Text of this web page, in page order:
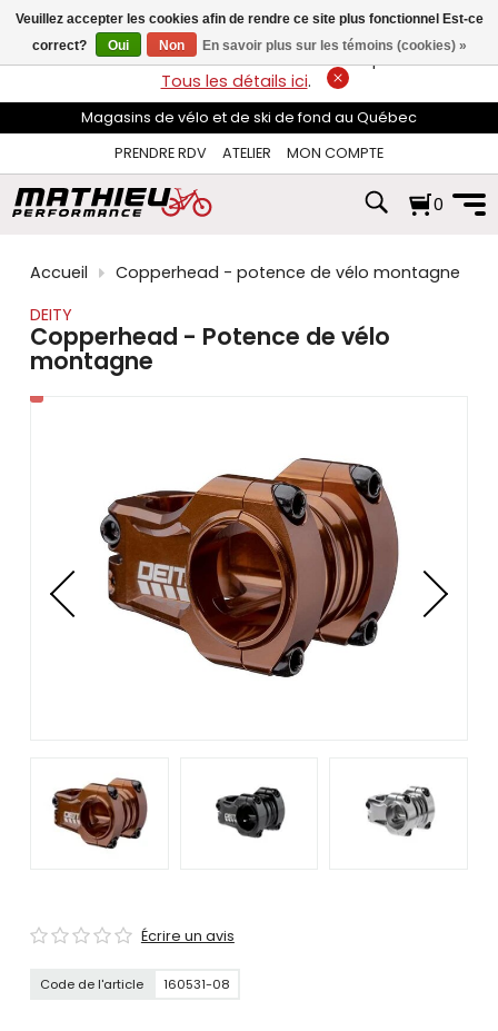
flèches
haut
et
pour
sélectionner
disponible.
Appuyez
pour
accéder
résultat
de
recherche
servir
gestes
LIVRAISON GRATUITEsur les commandes de plus de 74$*.
Tous les détails ici.
Magasins de vélo et de ski de fond au Québec
PRENDRE RDV
ATELIER MON COMPTE
0
Accueil
Copperhead - potence de vélo montagne
DEITY
Copperhead - Potence de vélo
montagne
Écrire un avis
Code de l'article 160531-08
Veuillez accepter les cookies afin de rendre ce site plus fonctionnel Est-ce
correct?
Oui Non En savoir plus sur les témoins (cookies) »